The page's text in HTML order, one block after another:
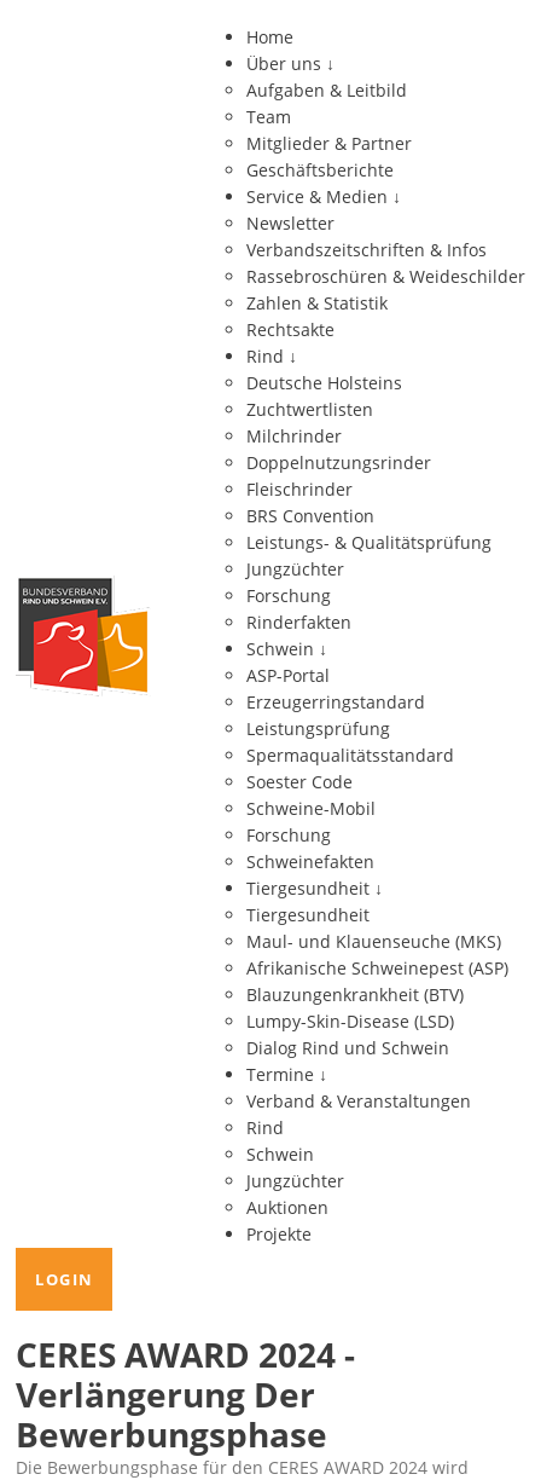
Home
Über uns ↓
Aufgaben & Leitbild
Team
Mitglieder & Partner
Geschäftsberichte
Service & Medien ↓
Newsletter
Verbandszeitschriften & Infos
Rassebroschüren & Weideschilder
Zahlen & Statistik
Rechtsakte
Rind ↓
Deutsche Holsteins
Zuchtwertlisten
Milchrinder
Doppelnutzungsrinder
Fleischrinder
BRS Convention
Leistungs- & Qualitätsprüfung
Jungzüchter
Forschung
Rinderfakten
Schwein ↓
ASP-Portal
Erzeugerringstandard
Leistungsprüfung
Spermaqualitätsstandard
Soester Code
Schweine-Mobil
Forschung
Schweinefakten
Tiergesundheit ↓
Tiergesundheit
Maul- und Klauenseuche (MKS)
Afrikanische Schweinepest (ASP)
Blauzungenkrankheit (BTV)
Lumpy-Skin-Disease (LSD)
Dialog Rind und Schwein
Termine ↓
Verband & Veranstaltungen
Rind
Schwein
Jungzüchter
Auktionen
Projekte
LOGIN
CERES AWARD 2024 -
Verlängerung Der
Bewerbungsphase
Die Bewerbungsphase für den CERES AWARD 2024 wird